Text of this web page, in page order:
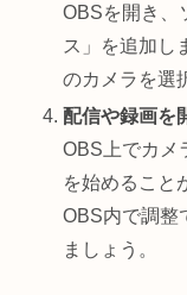
OBSを開き、
ス」を追加し
のカメラを選
配信や録画を
OBS上でカメ
を始めること
OBS内で調整
ましょう。